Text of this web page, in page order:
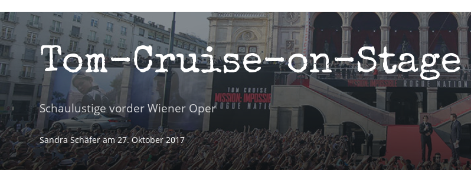
Tom-Cruise-on-Stage
Schaulustige vorder Wiener Oper
Sandra Schäferam 27. Oktober 2017